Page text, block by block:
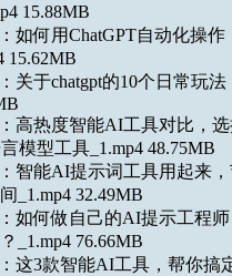
15.88MB
如何用ChatGPT自动化操作
15.62MB
关于chatgpt的10个日常玩法
高热度智能AI工具对比，
模型工具_1.mp4 48.75MB
智能AI提示词工具用起来
_1.mp4 32.49MB
如何做自己的AI提示工程
_1.mp4 76.66MB
这3款智能AI工具，帮你搞